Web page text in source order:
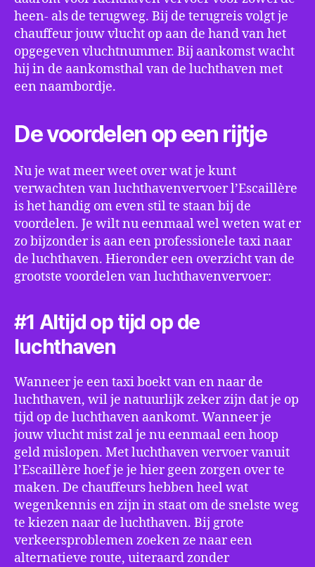
heen- als de terugweg. Bij de terugreis volgt je
chauffeur jouw vlucht op aan de hand van het
opgegeven vluchtnummer. Bij aankomst wacht
hij in de aankomsthal van de luchthaven met
een naambordje.
De voordelen op een rijtje
Nu je wat meer weet over wat je kunt
verwachten van luchthavenvervoer l’Escaillère
is het handig om even stil te staan bij de
voordelen. Je wilt nu eenmaal wel weten wat er
zo bijzonder is aan een professionele taxi naar
de luchthaven. Hieronder een overzicht van de
grootste voordelen van luchthavenvervoer:
#1 Altijd op tijd op de
luchthaven
Wanneer je een taxi boekt van en naar de
luchthaven, wil je natuurlijk zeker zijn dat je op
tijd op de luchthaven aankomt. Wanneer je
jouw vlucht mist zal je nu eenmaal een hoop
geld mislopen. Met luchthaven vervoer vanuit
l’Escaillère hoef je je hier geen zorgen over te
maken. De chauffeurs hebben heel wat
wegenkennis en zijn in staat om de snelste weg
te kiezen naar de luchthaven. Bij grote
verkeersproblemen zoeken ze naar een
alternatieve route, uiteraard zonder